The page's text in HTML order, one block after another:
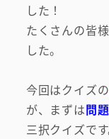
した！
たくさんの皆
した。
今回はクイズの
が、まずは問題
三択クイズです